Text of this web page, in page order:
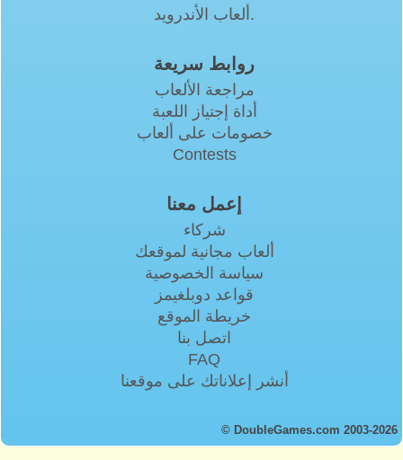
ألعاب الأندرويد.
روابط سريعة
مراجعة الألعاب
أداة إجتياز اللعبة
خصومات على ألعاب
Contests
إعمل معنا
شركاء
ألعاب مجانية لموقعك
سياسة الخصوصية
قواعد دوبلغيمز
خريطة الموقع
اتصل بنا
FAQ
أنشر إعلاناتك على موقعنا
© DoubleGames.com 2003-2026